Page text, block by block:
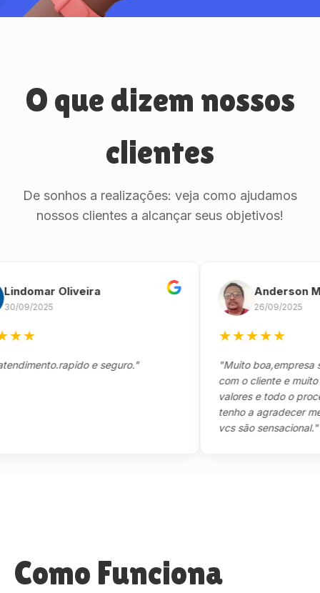
O que dizem nossos
clientes
De sonhos a realizações: veja como ajudamos
nossos clientes a alcançar seus objetivos!
Oliveira
2025
e seguro."
Anderson
26/09/2025
★★★
"Muito boa,empresa séria
com o cliente e muito
valores e todo o processo
tenho a agradecer
vcs são sensacional."
Como Funciona